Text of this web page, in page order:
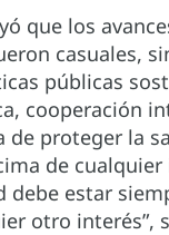
que los
casuales,
públicas
cooperación
de proteger la
de cualquier
debe estar
otro interés”,